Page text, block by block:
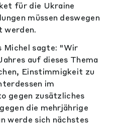
für die Ukraine
müssen deswegen
werden.
Michel sagte: "Wir
auf dieses Thema
Einstimmigkeit zu
im
gegen zusätzliches
die mehrjährige
werde sich nächstes